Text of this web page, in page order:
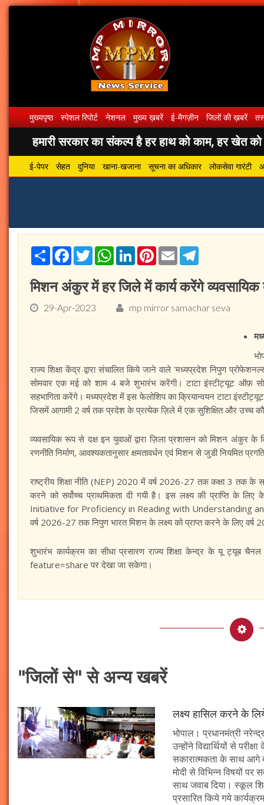
मुख्यपृष्ठ स्पेशल रिपोर्ट नेशनल मुख्य ख़बरें ई-मैगज़ीन जिलों की ख़बरें
हमारी सरकार का संकल्प है हर हाथ को काम, हर खेत को
ई-पेपर सेहत दुनिया खाना-खजाना सूचना का अधिकार लोकसेवा गारंटी
ShareFacebook
TwitterWhatsApp
LinkedInPinterest
Email
मिशन अंकुर में हर जिले में कार्य करेंगे व्‍यवसायिक
29-Apr-2023 mp mirror samachar seva
राज्य शिक्षा केंद्र द्वारा संचालित किये जाने वाले 'मध्यप्रदेश निपुण
सोमवार एक मई को शाम 4 बजे शुभारंभ करेंगी। टाटा इंस्टीट्यूट ऑफ़
सहभागिता करेंगे। मध्‍यप्रदेश में इस फेलोशिप का क्रियान्‍वयन टाटा
जिसमें आगामी 2 वर्ष तक प्रदेश के प्रत्येक ज़िले में एक सुशिक्षित और उच्‍च
व्‍यवसायिक रूप से दक्ष इन युवाओं द्वारा ज़िला प्रशासन को मिशन अंकुर के
रणनीति निर्माण, आवश्यकतानुसार क्षमतावर्धन एवं मिशन से जुडी नियमित
राष्ट्रीय शिक्षा नीति (NEP) 2020 में वर्ष 2026-27 तक कक्षा 3 तक के
करने को सर्वोच्च प्राथमिकता दी गयी है। इस लक्ष्य की प्राप्ति के लिए
Initiative for Proficiency in Reading with Understanding and
वर्ष 2026-27 तक निपुण भारत मिशन के लक्ष्य को प्राप्त करने के लिए वर्ष
शुभारंभ कार्यक्रम का सीधा प्रसारण राज्‍य शिक्षा केन्‍द्र के यू
feature=share पर देखा जा सकेगा।
"जिलों से" से अन्य खबरें
लक्ष्य हासिल करने के
भोपाल। प्रधानमंत्री नरेन्द्र
उन्होंने विद्यार्थियों से
सकारात्मकता के साथ आगे
मोदी से विभिन्न विषयों
साथ जवाब दिया। स्कूल
प्रसारित किये गये